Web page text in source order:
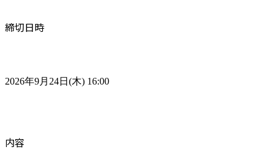
締切日時
2026年9月24日(木) 16:00
内容